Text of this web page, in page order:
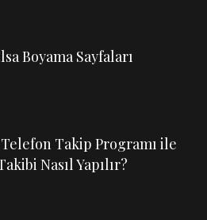
Boyama Sayfaları
Takip Programı ile
Nasıl Yapılır?